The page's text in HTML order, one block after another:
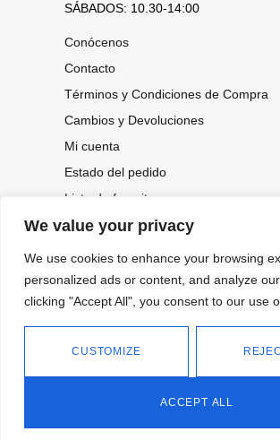
We value your privacy
We use cookies to enhance your browsing
personalized ads or content, and analyze
clicking "Accept All", you consent to our use
CUSTOMIZE
ACCEPT ALL
SÁBADOS: 10.30-14:00
Conócenos
Contacto
Términos y Condiciones de Compra
Cambios y Devoluciones
Mi cuenta
Estado del pedido
Lista de favoritos
CONOCE NUESTRAS
OFERTAS...
2026.